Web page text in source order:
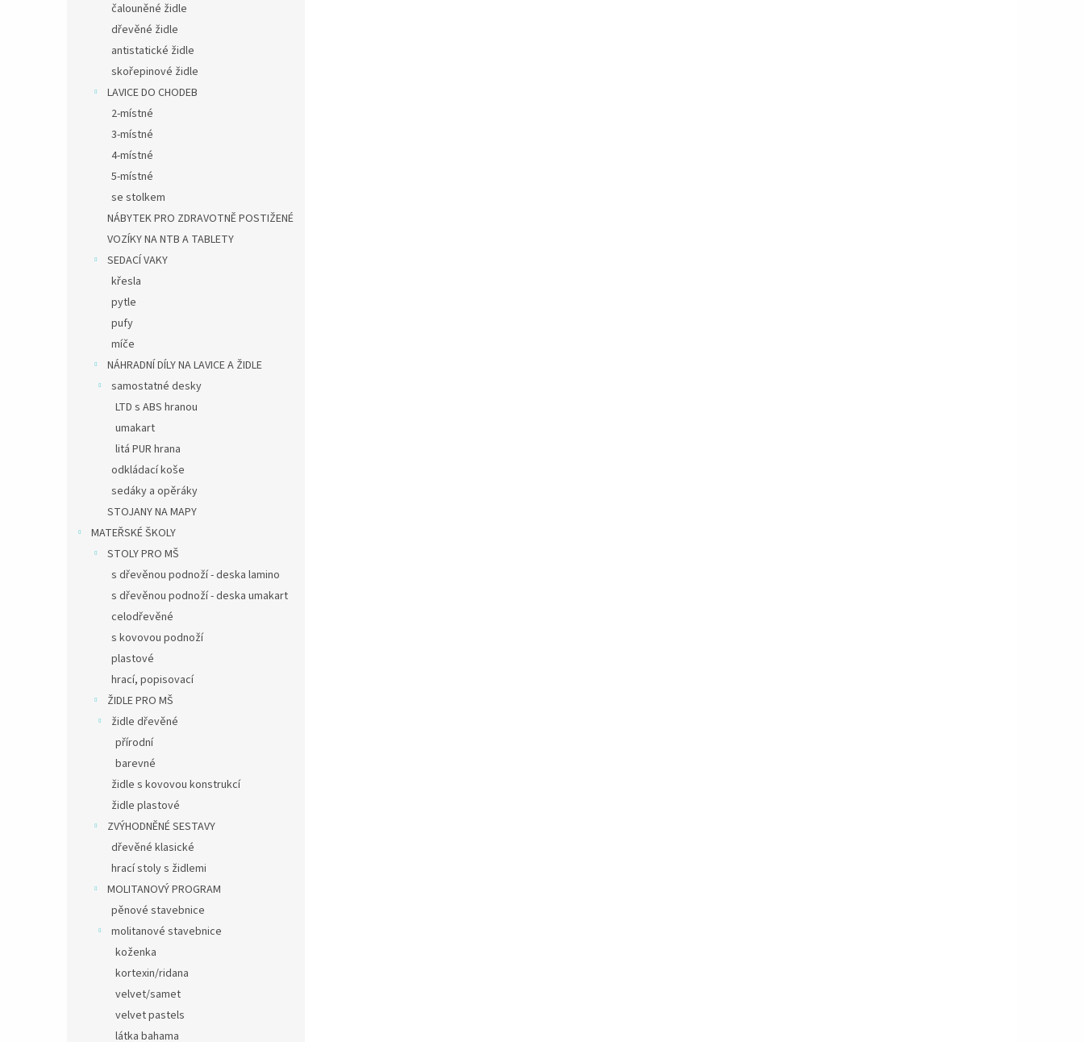
čalouněné židle
dřevěné židle
antistatické židle
skořepinové židle
LAVICE DO CHODEB
2-místné
3-místné
4-místné
5-místné
se stolkem
NÁBYTEK PRO ZDRAVOTNĚ POSTIŽENÉ
VOZÍKY NA NTB A TABLETY
SEDACÍ VAKY
křesla
pytle
pufy
míče
NÁHRADNÍ DÍLY NA LAVICE A ŽIDLE
samostatné desky
LTD s ABS hranou
umakart
litá PUR hrana
odkládací koše
sedáky a opěráky
STOJANY NA MAPY
MATEŘSKÉ ŠKOLY
STOLY PRO MŠ
s dřevěnou podnoží - deska lamino
s dřevěnou podnoží - deska umakart
celodřevěné
s kovovou podnoží
plastové
hrací, popisovací
ŽIDLE PRO MŠ
židle dřevěné
přírodní
barevné
židle s kovovou konstrukcí
židle plastové
ZVÝHODNĚNÉ SESTAVY
dřevěné klasické
hrací stoly s židlemi
MOLITANOVÝ PROGRAM
pěnové stavebnice
molitanové stavebnice
koženka
kortexin/ridana
velvet/samet
velvet pastels
látka bahama